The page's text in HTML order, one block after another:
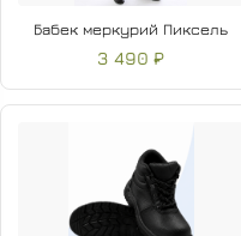
Бабек меркурий Пиксель
3 490 ₽